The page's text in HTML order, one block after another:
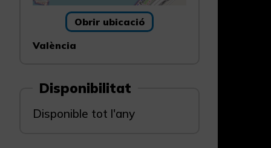
Obrir ubicació
València
Disponibilitat
Disponible tot l'any